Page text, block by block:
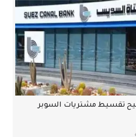
تقسيط مشتريات السوبر